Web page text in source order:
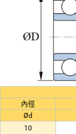
55
65
65
70
70
內徑
Ød
10